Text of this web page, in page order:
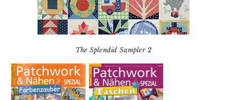
The Splendid Sampler 2